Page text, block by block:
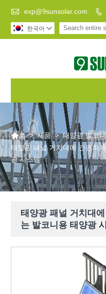
 exp@9sunsolar.com 
한국어 
홈 > 제품 > 태양광 발코
태양광 패널 거치대에 간편하
광 시스템
태양광 패널 거치대
는 발코니용 태양광